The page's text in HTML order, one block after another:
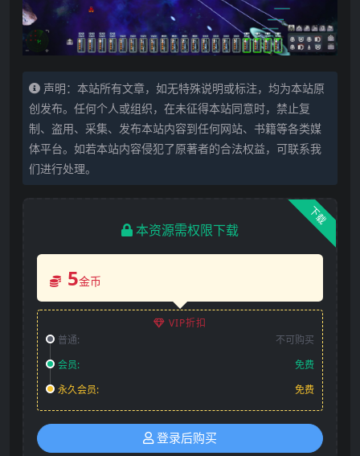
声明：本站所有文章，如无特殊说明或标注，均为本站原
创发布。任何个人或组织，在未征得本站同意时，禁止复
制、盗用、采集、发布本站内容到任何网站、书籍等各类媒
体平台。如若本站内容侵犯了原著者的合法权益，可联系我
们进行处理。
下载
本资源需权限下载
5金币
VIP折扣
普通:
不可购买
会员:
免费
永久会员:
免费
登录后购买